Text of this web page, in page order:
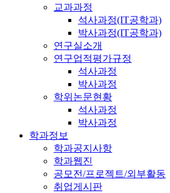
교과과정
석사과정(IT공학과)
박사과정(IT공학과)
연구실소개
연구업적평가규정
석사과정
박사과정
학위논문현황
석사과정
박사과정
학과정보
학과공지사항
학과웹진
공모전/프로젝트/외부활동
취업게시판